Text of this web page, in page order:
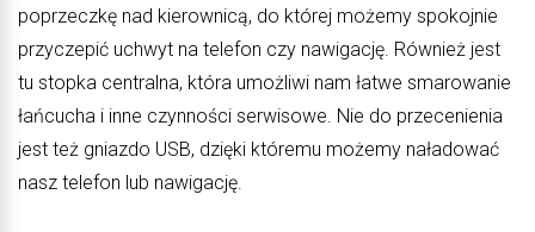
poprzeczkę nad kierownicą, do której możemy spokojnie
przyczepić uchwyt na telefon czy nawigację. Również jest
tu stopka centralna, która umożliwi nam łatwe smarowanie
łańcucha i inne czynności serwisowe. Nie do przecenienia
jest też gniazdo USB, dzięki któremu możemy naładować
nasz telefon lub nawigację.